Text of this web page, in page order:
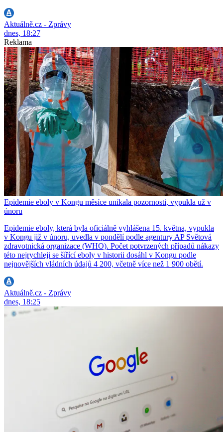
Aktuálně.cz - Zprávy
dnes, 18:27
Reklama
Epidemie eboly v Kongu měsíce unikala pozornosti, vypukla už v
únoru
Epidemie eboly, která byla oficiálně vyhlášena 15. května, vypukla
v Kongu již v únoru, uvedla v pondělí podle agentury AP Světová
zdravotnická organizace (WHO). Počet potvrzených případů nákazy
této nejrychleji se šířící eboly v historii dosáhl v Kongu podle
nejnovějších vládních údajů 4 200, včetně více než 1 900 obětí.
Aktuálně.cz - Zprávy
dnes, 18:25